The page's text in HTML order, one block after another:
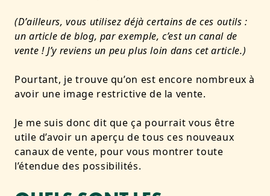
(D’ailleurs, vous utilisez déjà certains de ces outils :
un article de blog, par exemple, c’est un canal de
vente ! J’y reviens un peu plus loin dans cet article.)
Pourtant, je trouve qu’on est encore nombreux à
avoir une image restrictive de la vente.
Je me suis donc dit que ça pourrait vous être
utile d’avoir un aperçu de tous ces nouveaux
canaux de vente, pour vous montrer toute
l’étendue des possibilités.